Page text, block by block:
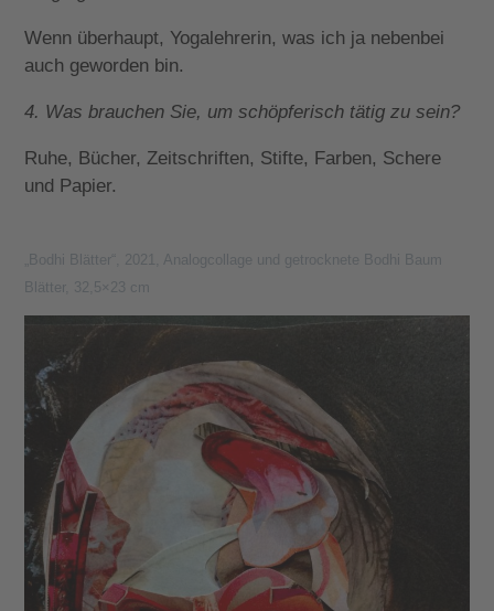
Wenn überhaupt, Yogalehrerin, was ich ja nebenbei
auch geworden bin.
4. Was brauchen Sie, um schöpferisch tätig zu sein?
Ruhe, Bücher, Zeitschriften, Stifte, Farben, Schere
und Papier.
„Bodhi Blätter“, 2021, Analogcollage und getrocknete Bodhi Baum
Blätter, 32,5×23 cm